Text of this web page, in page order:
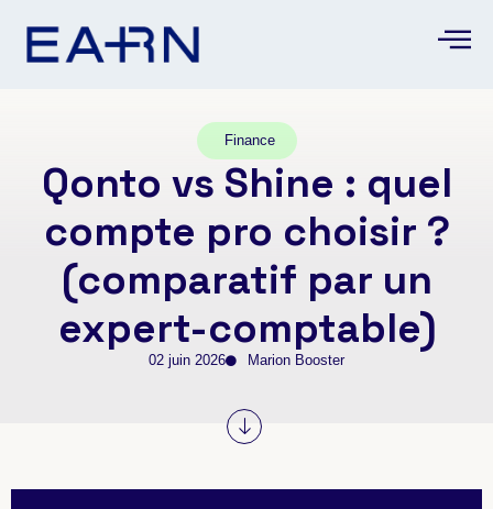
Finance
Qonto vs Shine : quel
compte pro choisir ?
(comparatif par un
expert-comptable)
02 juin 2026 Marion Booster